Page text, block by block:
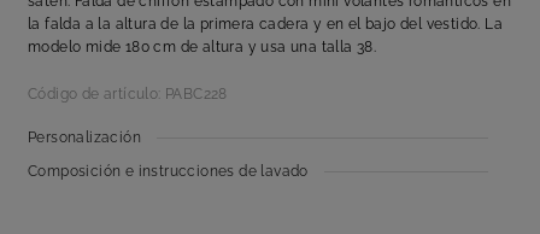
la falda a la altura de la primera cadera y en el bajo del vestido. La
modelo mide 180 cm de altura y usa una talla 38.
Código de artículo: PABC228
Personalización
Composición e instrucciones de lavado